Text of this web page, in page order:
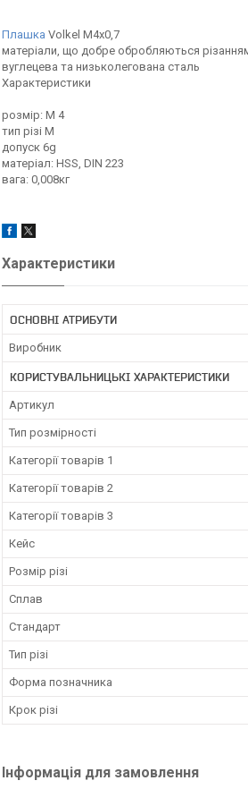
Плашка Volkel М4х0,7
матеріали, що добре обробляються
вуглецева та низьколегована сталь
Характеристики
розмір: М 4
тип різі М
допуск 6g
матеріал: HSS, DIN 223
вага: 0,008кг
Характеристики
ОСНОВНІ АТРИБУТИ
Виробник
КОРИСТУВАЛЬНИЦЬКІ ХАРАКТЕРИСТИКИ
Артикул
Тип розмірності
Категорії товарів 1
Категорії товарів 2
Категорії товарів 3
Кейс
Розмір різі
Сплав
Стандарт
Тип різі
Форма позначника
Крок різі
Інформація для замовлення